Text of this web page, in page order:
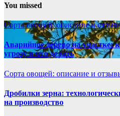
You missed
Сорта овощей: описание и
Аварийное дерево на участке:
угрозу и что делать
Сорта овощей: описание и
Дробилки зерна:
на производство